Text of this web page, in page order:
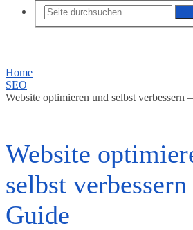
Home
SEO
Website optimieren und selbst verbessern
Website
selbst
Guide